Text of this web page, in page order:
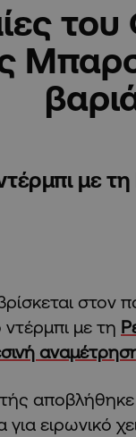
με
στον
με τη
αποβλήθηκε
για ειρωνικό